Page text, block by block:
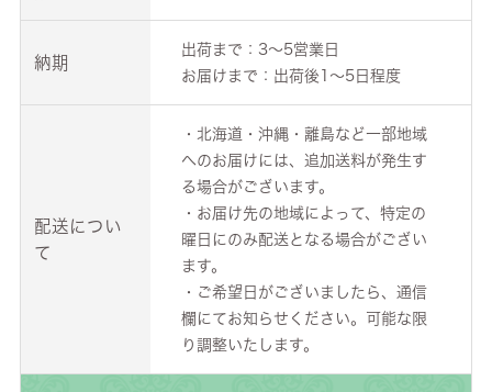
納期
出荷まで：3～5営業日
お届けまで：出荷後1～5日程度
配送につい
て
・北海道・沖縄・離島など一部地域
へのお届けには、追加送料が発生す
る場合がございます。
・お届け先の地域によって、特定の
曜日にのみ配送となる場合がござい
ます。
・ご希望日がございましたら、通信
欄にてお知らせください。可能な限
り調整いたします。